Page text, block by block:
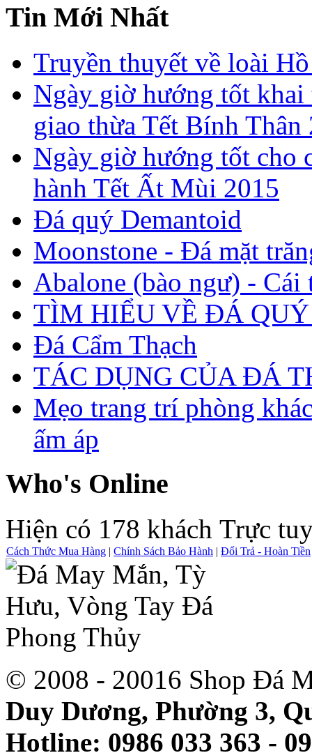
Tin Mới Nhất
Truyền thuyết về loài
Ngày giờ hướng tốt
giao thừa Tết Bính Thân
Ngày giờ hướng tốt cho
hành Tết Ất Mùi 2015
Đá quý Demantoid
Moonstone - Đá mặt
Abalone (bào ngư) - Cái
TÌM HIỂU VỀ ĐÁ QUÝ
Đá Cẩm Thạch
TÁC DỤNG CỦA ĐÁ
Mẹo trang trí phòng
ấm áp
Who's Online
Hiện có 178 khách Trực
Cách Thức Mua Hàng | Chính Sách Bảo Hành | Đổi Trả - Hoàn Tiền
© 2008 - 20016 Shop Đá
Duy Dương, Phường 3,
Hotline: 0986 033 363 -